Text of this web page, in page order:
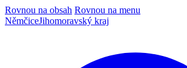
Rovnou na obsah Rovnou na menu
NěmčiceJihomoravský kraj